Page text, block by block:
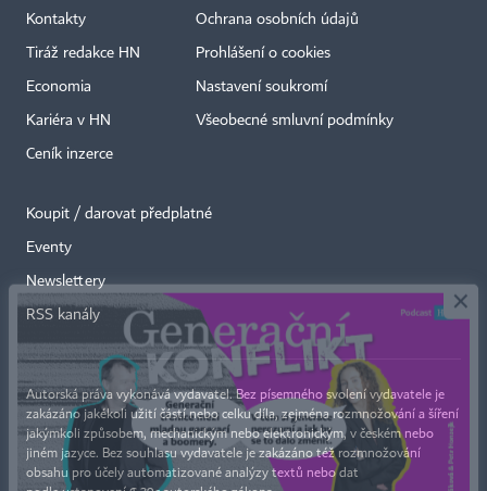
Kontakty
Tiráž redakce HN
Economia
Kariéra v HN
Ceník inzerce
Ochrana osobních údajů
Prohlášení o cookies
Nastavení soukromí
Všeobecné smluvní podmínky
Koupit / darovat předplatné
Eventy
Newslettery
RSS kanály
Autorská práva vykonává vydavatel. Bez písemného svolení vydavatele je
zakázáno jakékoli užití částí nebo celku díla, zejména rozmnožování a šíření
jakýmkoli způsobem, mechanickým nebo elektronickým, v českém nebo
jiném jazyce. Bez souhlasu vydavatele je zakázáno též rozmnožování
obsahu pro účely automatizované analýzy textů nebo dat